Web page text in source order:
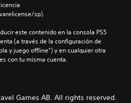
sp).
este contenido en la consola PS5
(a través de la configuración de
y juego offline”) y en cualquier otra
con tu misma cuenta.
Games AB. All rights reserved.